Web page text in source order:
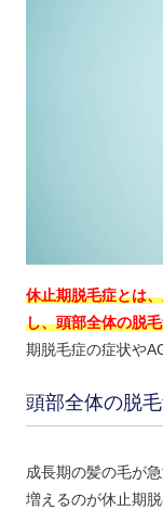
休止期脱毛症とは
し、頭部全体の脱
期脱毛症の症状や
頭部全体の脱
成長期の髪の毛が
増えるのが休止期